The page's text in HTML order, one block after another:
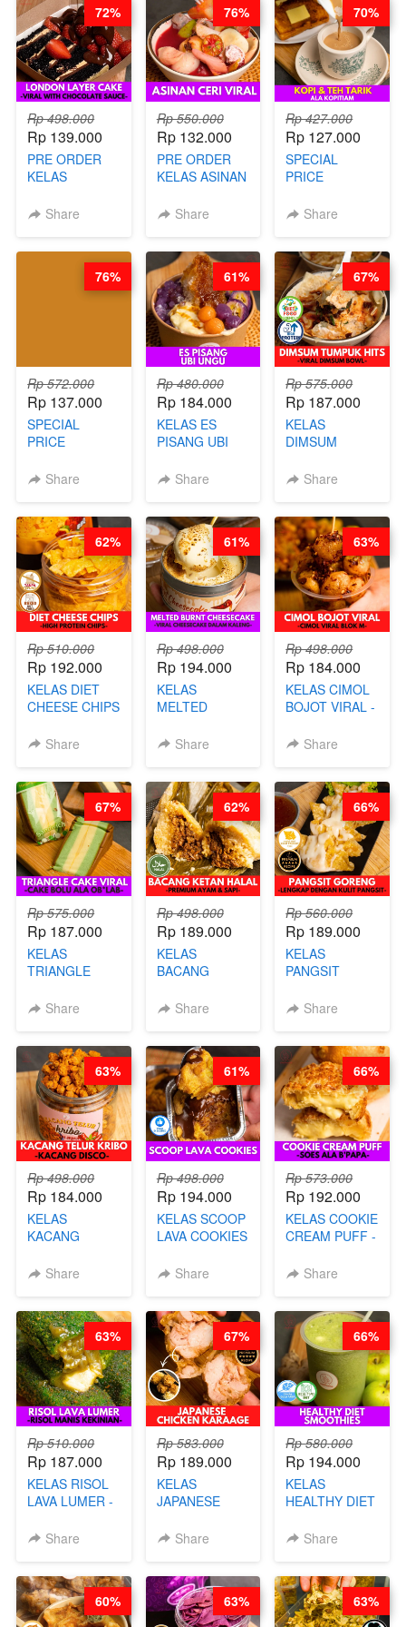
Rp 498.000
Rp 139.000
PRE ORDER
KELAS
LAYER CAKE -
SAUCE- BY
(TAYANG 18
Share
72%
Rp 550.000
Rp 132.000
PRE ORDER
KELAS ASINAN
BY CHEF DITA
Share
76%
Rp 427.000
Rp 127.000
SPECIAL
PRICE
KELAS KOPI &
BARISTA
ARISUDANA
(TANGGAL 10
AGS HARGA
NAIK! )
Share
70%
Rp 572.000
Rp 137.000
SPECIAL
PRICE
KELAS CAKWE
DITA
(TANGGAL 10
AGS HARGA
NAIK! )
Share
76%
Rp 480.000
Rp 184.000
KELAS ES
PISANG UBI
CHEF DITA
Share
61%
Rp 575.000
Rp 187.000
KELAS
DIMSUM
- VIRAL
STEPHANIE
Share
67%
Rp 510.000
Rp 192.000
KELAS DIET
CHEESE CHIPS
PROTEIN
Share
62%
Rp 498.000
Rp 194.000
KELAS
MELTED
CHEESECAKE -
DALAM
KALENG-BY
CHEF DITA
Share
61%
Rp 498.000
Rp 184.000
KELAS CIMOL
BOJOT VIRAL -
BLOK M -BY
JUNI)
Share
63%
Rp 575.000
Rp 187.000
KELAS
TRIANGLE
CAKE BOLU
Share
67%
Rp 498.000
Rp 189.000
KELAS
BACANG
PREMIUM
Share
62%
Rp 560.000
Rp 189.000
KELAS
PANGSIT
LENGKAP
PANGSIT -BY
CHEF DITA
Share
66%
Rp 498.000
Rp 184.000
KELAS
KACANG
KACANG
Share
63%
Rp 498.000
Rp 194.000
KELAS SCOOP
LAVA COOKIES
Share
61%
Rp 573.000
Rp 192.000
KELAS COOKIE
CREAM PUFF -
B’PAPA-BY
Share
66%
Rp 510.000
Rp 187.000
KELAS RISOL
LAVA LUMER -
KEKINIAN-BY
Share
63%
Rp 583.000
Rp 189.000
KELAS
JAPANESE
KARAAGE - BY
Share
67%
Rp 580.000
Rp 194.000
KELAS
HEALTHY DIET
BY BARISTA
Share
66%
60% 63% 63%